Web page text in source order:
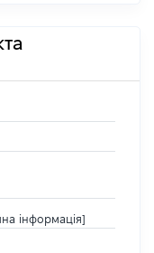
інформація]